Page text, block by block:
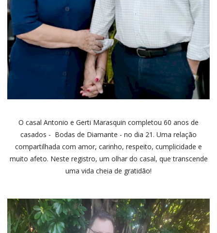
O casal Antonio e Gerti Marasquin completou 60 anos de
casados - Bodas de Diamante - no dia 21. Uma relação
compartilhada com amor, carinho, respeito, cumplicidade e
muito afeto. Neste registro, um olhar do casal, que transcende
uma vida cheia de gratidão!